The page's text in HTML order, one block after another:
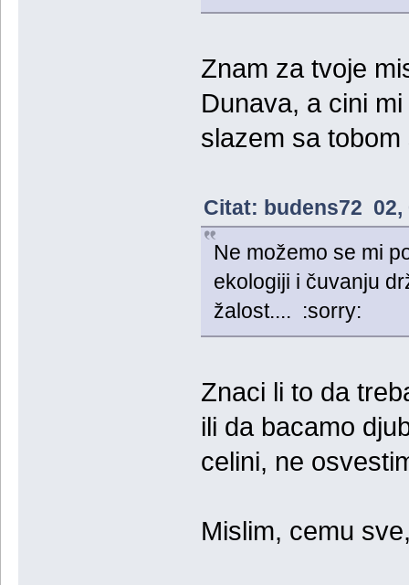
Znam za tvoje
Dunava, a cini
slazem sa
Citat: budens72 02,
Ne možemo se mi
ekologiji i čuvanju
žalost.... :sorry:
Znaci li to da
ili da bacamo
celini, ne
Mislim, cemu